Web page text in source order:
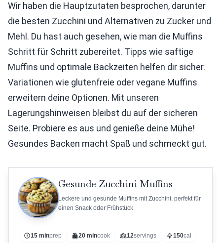
Wir haben die Hauptzutaten besprochen, darunter
die besten Zucchini und Alternativen zu Zucker und
Mehl. Du hast auch gesehen, wie man die Muffins
Schritt für Schritt zubereitet. Tipps wie saftige
Muffins und optimale Backzeiten helfen dir sicher.
Variationen wie glutenfreie oder vegane Muffins
erweitern deine Optionen. Mit unseren
Lagerungshinweisen bleibst du auf der sicheren
Seite. Probiere es aus und genieße deine Mühe!
Gesundes Backen macht Spaß und schmeckt gut.
Gesunde Zucchini Muffins
Leckere und gesunde Muffins mit Zucchini, perfekt für
einen Snack oder Frühstück.
15 minprep 20 mincook 12servings 150cal